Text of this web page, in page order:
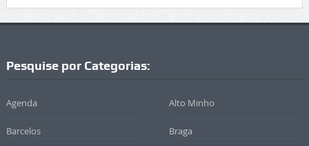
Pesquise por Categorias:
Agenda Alto Minho
Barcelos Braga